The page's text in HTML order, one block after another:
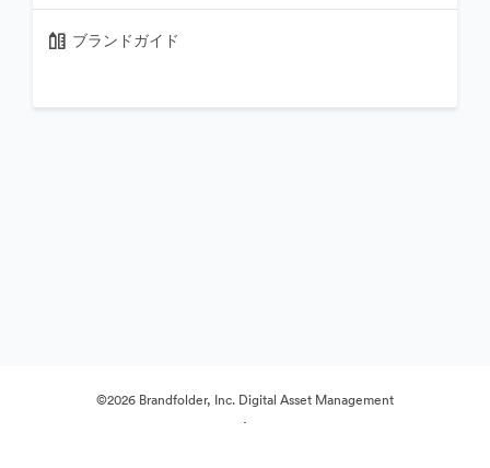
ブランドガイド
©2026 Brandfolder, Inc. Digital Asset Management
·